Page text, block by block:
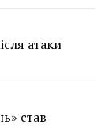
атаки
став